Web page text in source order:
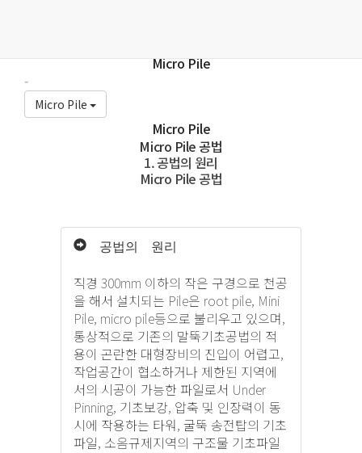
Micro Pile
-
Micro Pile
Micro Pile
Micro Pile 공법
1. 공법의 원리
Micro Pile 공법
공법의 원리
직경 300mm 이하의 작은 구경으로 천공
을 해서 설치되는 Pile은 root pile, Mini
Pile, micro pile등으로 불리우고 있으며,
통상적으로 기존의 말뚝기초공법의 적
용이 곤란한 대형장비의 진입이 어렵고,
작업공간이 협소하거나 제한된 지역에
서의 시공이 가능한 파일로서 Under
Pinning, 기초보강, 압축 및 인장력이 동
시에 작용하는 타워, 굴뚝 송전탑의 기초
파일, 소음규제지역의 구조물 기초파일